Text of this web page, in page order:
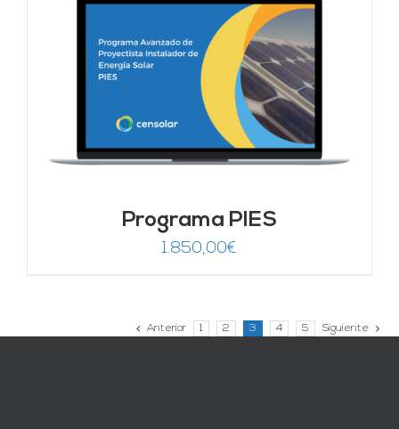
Programa PIES
1.850,00€
Anterior 1 2 3 4 5 Siguiente